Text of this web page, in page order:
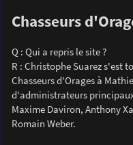
Chasseurs
Q : Qui a repris le site ?
R : Christophe Suarez s'est
Chasseurs d'Orages à
d'administrateurs
Maxime Daviron, Anthony
Romain Weber.